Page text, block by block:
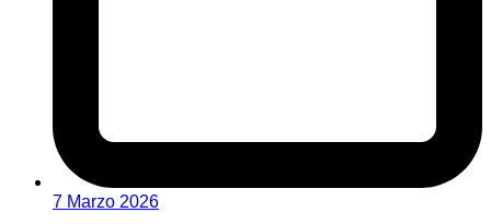
7 Marzo 2026